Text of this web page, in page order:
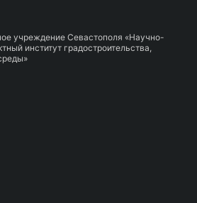
учреждение Севастополя «Научно-
институт градостроительства,